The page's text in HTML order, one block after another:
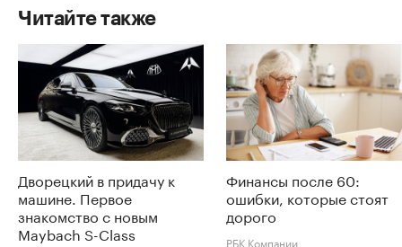
Читайте также
Дворецкий в придачу к
машине. Первое
знакомство с новым
Maybach S-Class
Финансы после 60:
ошибки, которые стоят
дорого
РБК Компании